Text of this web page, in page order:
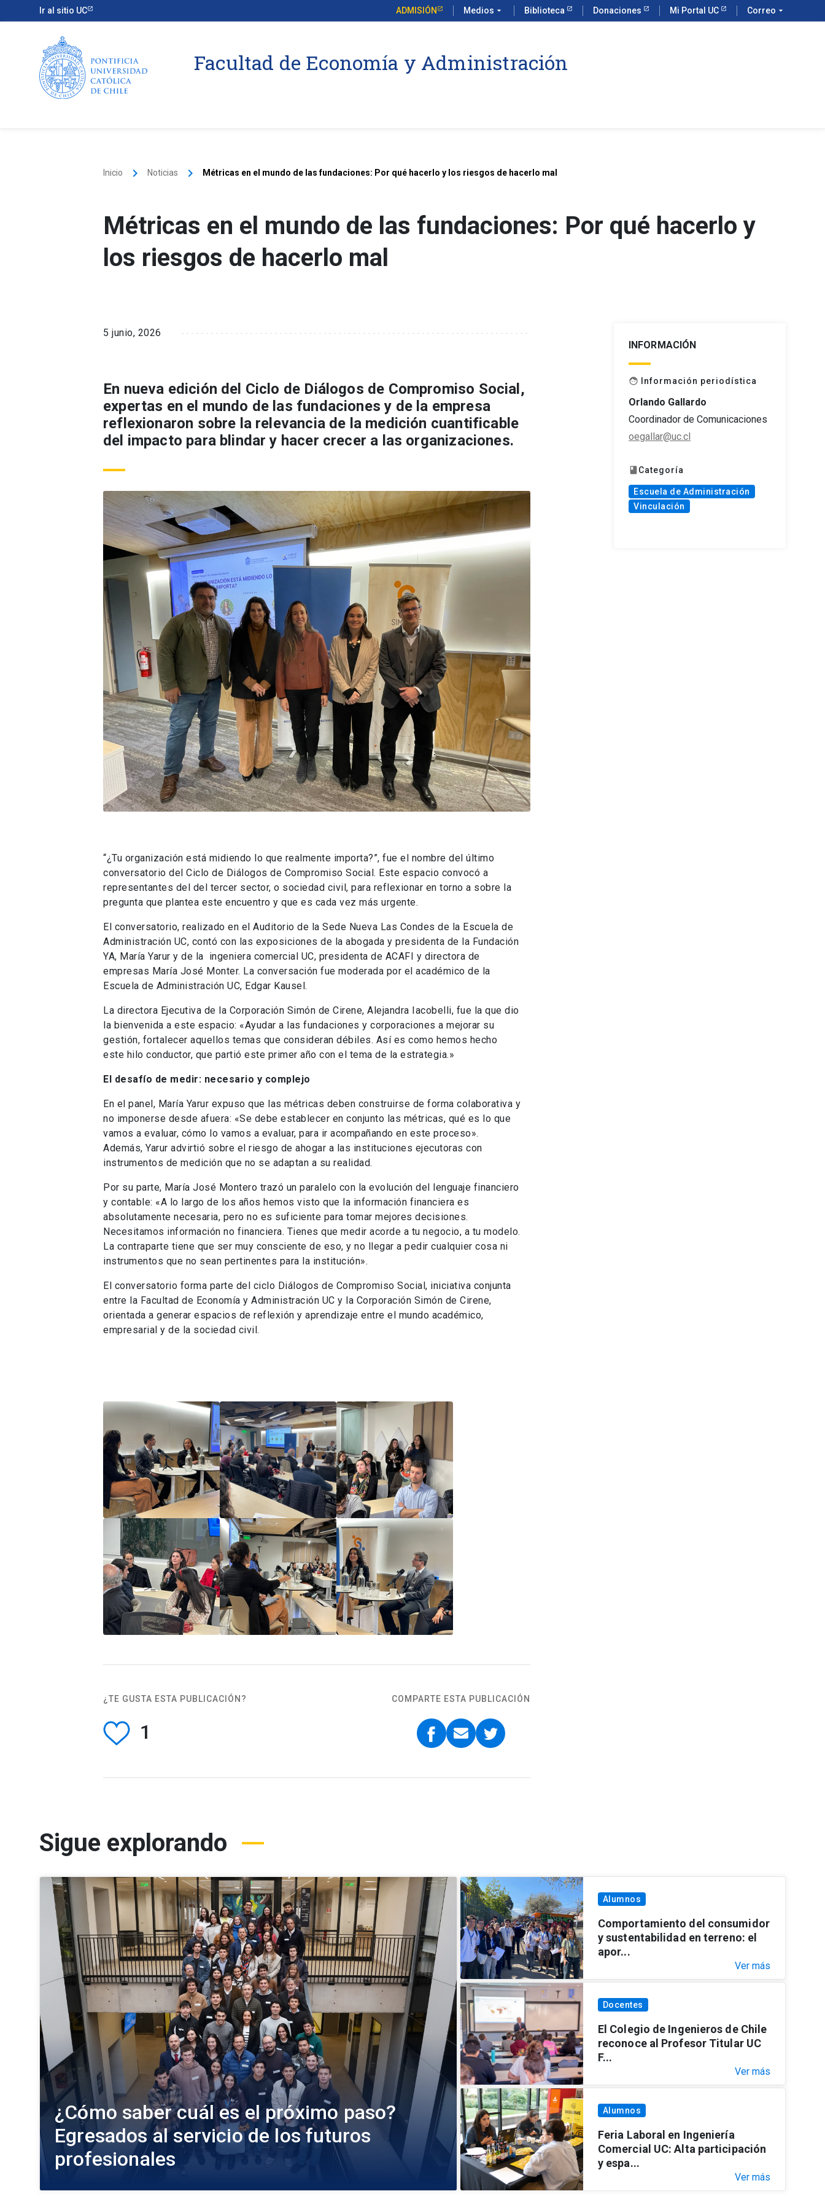
Ir al sitio UC ADMISIÓN Medios arrow_drop_down Biblioteca Donaciones Mi Portal UC Correo arrow_drop_down
Facultad de Economía y Administración
Inicio keyboard_arrow_right Noticias keyboard_arrow_right Métricas en el mundo de las fundaciones: Por qué hacerlo y los riesgos de hacerlo mal
Métricas en el mundo de las fundaciones: Por qué hacerlo y
los riesgos de hacerlo mal
5 junio, 2026
En nueva edición del Ciclo de Diálogos de Compromiso Social,
expertas en el mundo de las fundaciones y de la empresa
reflexionaron sobre la relevancia de la medición cuantificable
del impacto para blindar y hacer crecer a las organizaciones.
“¿Tu organización está midiendo lo que realmente importa?”, fue el nombre del último
conversatorio del Ciclo de Diálogos de Compromiso Social. Este espacio convocó a
representantes del del tercer sector, o sociedad civil, para reflexionar en torno a sobre la
pregunta que plantea este encuentro y que es cada vez más urgente.
El conversatorio, realizado en el Auditorio de la Sede Nueva Las Condes de la Escuela de
Administración UC, contó con las exposiciones de la abogada y presidenta de la Fundación
YA, María Yarur y de la ingeniera comercial UC, presidenta de ACAFI y directora de
empresas María José Monter. La conversación fue moderada por el académico de la
Escuela de Administración UC, Edgar Kausel.
La directora Ejecutiva de la Corporación Simón de Cirene, Alejandra Iacobelli, fue la que dio
la bienvenida a este espacio: «Ayudar a las fundaciones y corporaciones a mejorar su
gestión, fortalecer aquellos temas que consideran débiles. Así es como hemos hecho
este hilo conductor, que partió este primer año con el tema de la estrategia.»
El desafío de medir: necesario y complejo
En el panel, María Yarur expuso que las métricas deben construirse de forma colaborativa y
no imponerse desde afuera: «Se debe establecer en conjunto las métricas, qué es lo que
vamos a evaluar, cómo lo vamos a evaluar, para ir acompañando en este proceso».
Además, Yarur advirtió sobre el riesgo de ahogar a las instituciones ejecutoras con
instrumentos de medición que no se adaptan a su realidad.
Por su parte, María José Montero trazó un paralelo con la evolución del lenguaje financiero
y contable: «A lo largo de los años hemos visto que la información financiera es
absolutamente necesaria, pero no es suficiente para tomar mejores decisiones.
Necesitamos información no financiera. Tienes que medir acorde a tu negocio, a tu modelo.
La contraparte tiene que ser muy consciente de eso, y no llegar a pedir cualquier cosa ni
instrumentos que no sean pertinentes para la institución».
El conversatorio forma parte del ciclo Diálogos de Compromiso Social, iniciativa conjunta
entre la Facultad de Economía y Administración UC y la Corporación Simón de Cirene,
orientada a generar espacios de reflexión y aprendizaje entre el mundo académico,
empresarial y de la sociedad civil.
¿TE GUSTA ESTA PUBLICACIÓN?
1
COMPARTE ESTA PUBLICACIÓN
INFORMACIÓN
face Información periodística
Orlando Gallardo
Coordinador de Comunicaciones
oegallar@uc.cl
book Categoría
Escuela de Administración
Vinculación
Sigue explorando
¿Cómo saber cuál es el próximo paso?
Egresados al servicio de los futuros
profesionales
Alumnos
Comportamiento del consumidor
y sustentabilidad en terreno: el
apor...
Ver más
Docentes
El Colegio de Ingenieros de Chile
reconoce al Profesor Titular UC
F...
Ver más
Alumnos
Feria Laboral en Ingeniería
Comercial UC: Alta participación
y espa...
Ver más